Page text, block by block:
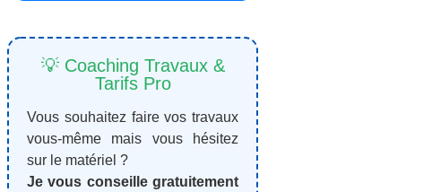
💡 Coaching Travaux &
Tarifs Pro
Vous souhaitez faire vos travaux
vous-même mais vous hésitez
sur le matériel ?
Je vous conseille gratuitement